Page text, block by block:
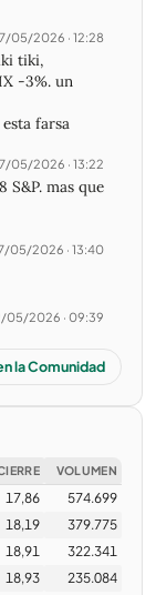
05/2026 · 12:28
tiki,
-3%. un
farsa
05/2026 · 13:22
S&P. mas que
05/2026 · 13:40
05/2026 · 09:39
05/2026 · 14:28
01/06/2026 · 14:55
la Comunidad
VOLUMEN
17,86
574.699
18,19
379.775
18,91
322.341
18,93
235.084